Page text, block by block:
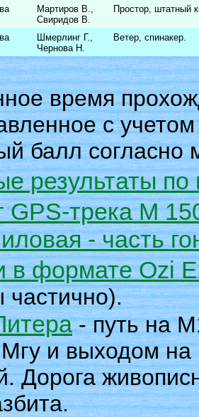
Мартиров В.,
Свиридов В.
Простор, штатный
Шмерлинг Г.,
Чернова Н.
Ветер, спинакер.
время
с
балл согласно
результаты по
GPS-трека М
- часть
в формате Ozi
частично).
- путь на
и выходом
Дорога